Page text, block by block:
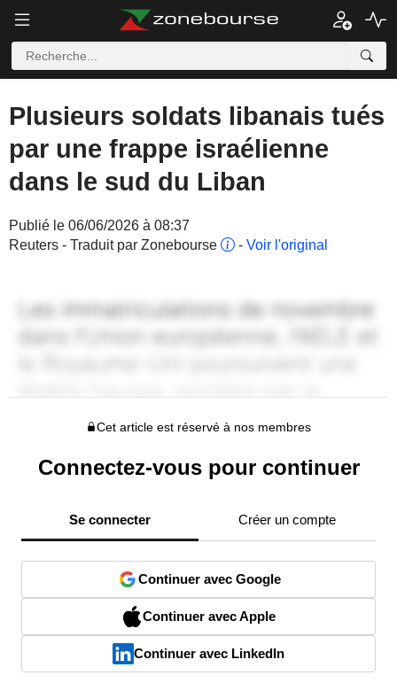
Plusieurs soldats libanais tués
par une frappe israélienne
dans le sud du Liban
Publié le 06/06/2026 à 08:37
Reuters - Traduit par Zonebourse
- Voir l'original
Cet article est réservé à nos membres
Connectez-vous pour continuer
Se connecter Créer un compte
Continuer avec Google
Continuer avec Apple
Continuer avec LinkedIn